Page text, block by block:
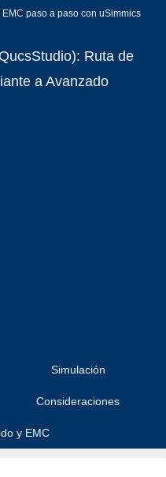
paso a paso con uSimmics
Ruta de
a Avanzado
Simulación
Consideraciones
y EMC